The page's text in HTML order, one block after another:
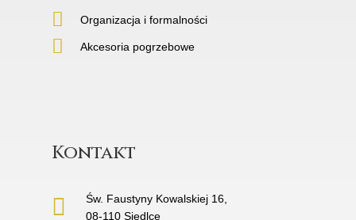
Organizacja i formalności
Akcesoria pogrzebowe
Kontakt
Św. Faustyny Kowalskiej 16,
08-110 Siedlce